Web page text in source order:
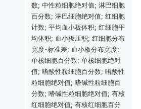
数; 中性粒细胞绝对值; 淋巴细胞
百分数; 淋巴细胞绝对值; 红细胞
计数; 平均血小板体积; 红细胞平
均体积; 血小板压积; 红细胞分布
宽度-标准差; 血小板分布宽度;
单核细胞百分数; 单核细胞绝对
值; 嗜酸性粒细胞百分数; 嗜酸性
粒细胞绝对值; 嗜碱性粒细胞百
分数; 嗜碱性粒细胞绝对值; 有核
红细胞绝对值; 有核红细胞百分